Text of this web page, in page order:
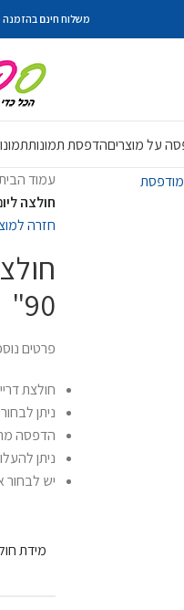
משלוח חינם בהזמנה מעל
על מוצריםהדפסת תמונות
עמוד
חולצה
חזרה
90"
פרטים
חולצת
ניתן לבחור
הדפסה
ניתן
יש לבחור
מידת